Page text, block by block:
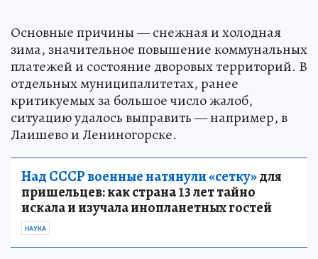
Основные причины — снежная и холодная
зима, значительное повышение коммунальных
платежей и состояние дворовых территорий. В
отдельных муниципалитетах, ранее
критикуемых за большое число жалоб,
ситуацию удалось выправить — например, в
Лаишево и Лениногорске.
Над СССР военные натянули «сетку»для
пришельцев: как страна 13 лет тайно
искала и изучала инопланетных гостей
НАУКА